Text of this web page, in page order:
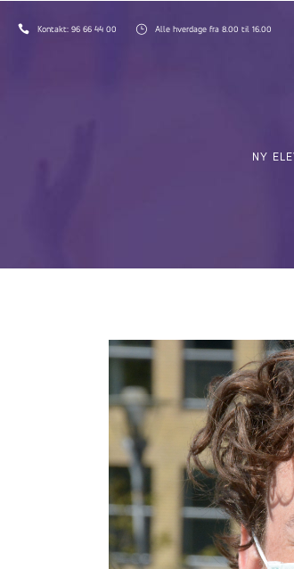
Kontakt:96 66 44 00 Alle hverdage fra 8.00 til 16.00
NY